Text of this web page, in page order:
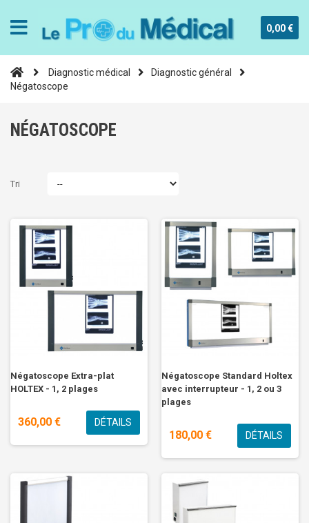
0,00 €
Diagnostic médical
Diagnostic général
Négatoscope
NÉGATOSCOPE
Tri
Négatoscope Extra-plat
HOLTEX - 1, 2 plages
360,00 € DÉTAILS
Négatoscope Standard Holtex
avec interrupteur - 1, 2 ou 3
plages
180,00 € DÉTAILS